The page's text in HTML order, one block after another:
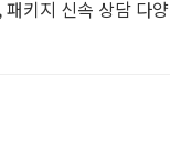
키지 신속 상담 다양